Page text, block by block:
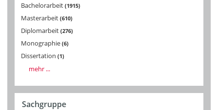
Bachelorarbeit 1915
Masterarbeit 610
Diplomarbeit 276
Monographie 6
Dissertation 1
mehr ...
Sachgruppe